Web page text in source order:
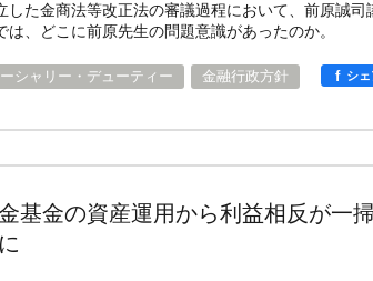
した金商法等改正法の審議過程において、前原誠
は、どこに前原先生の問題意識があったのか。
シャリー・デューティー 金融行政方針 f シェ
基金の資産運用から利益相反が一